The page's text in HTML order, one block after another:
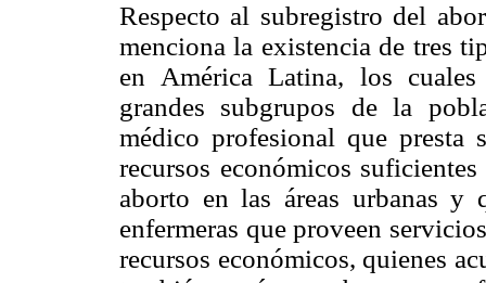
Respecto al subregistro del
menciona la existencia de tres
en América Latina, los
grandes subgrupos de la
médico profesional que presta
recursos económicos
aborto en las áreas urbanas y
enfermeras que proveen
recursos económicos, quienes